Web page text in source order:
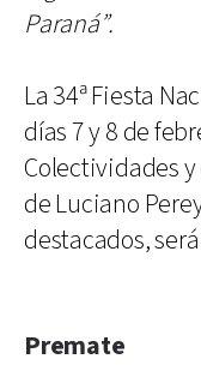
Paraná”.
La 34ª Fiesta
días 7 y 8 de
Colectividades
de Luciano
destacados,
Premate